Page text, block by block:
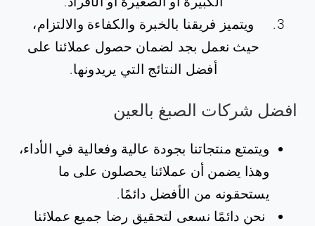
ويتميز فريقنا بالخبرة والكفاءة والالتزام،
حيث نعمل بجد لضمان حصول عملائنا على
أفضل النتائج التي يريدونها.
افضل شركات الصبغ بالعين
ويتمتع منتجاتنا بجودة عالية وفعالية في الأداء،
وهذا يضمن أن عملائنا يحصلون على ما
يستحقونه من الأفضل دائمًا.
نحن دائمًا نسعى لتحقيق رضا جميع عملائنا